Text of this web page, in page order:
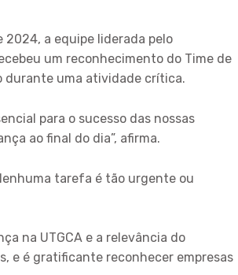
2024, a equipe liderada pelo
um reconhecimento do Time de
durante uma atividade crítica.
para o sucesso das nossas
ao final do dia”, afirma.
tarefa é tão urgente ou
na UTGCA e a relevância do
e é gratificante reconhecer empresas